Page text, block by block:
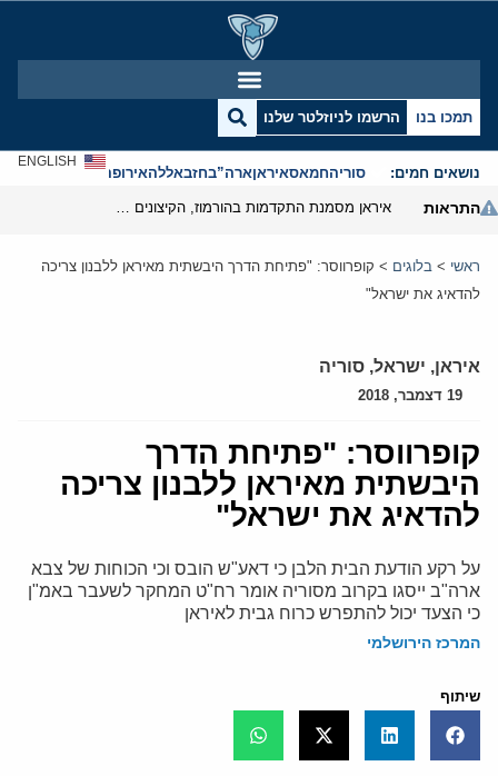
תמכו בנו הרשמו לניוזלטר שלנו
נושאים חמים: סוריהחמאסאיראןארה”בחזבאללהאירופהאנטישמיות
ENGLISH
התראות
ראשי > בלוגים > קופרווסר: "פתיחת הדרך היבשתית מאיראן ללבנון צריכה
להדאיג את ישראל"
איראן, ישראל, סוריה
19 דצמבר, 2018
קופרווסר: "פתיחת הדרך
היבשתית מאיראן ללבנון צריכה
להדאיג את ישראל"
על רקע הודעת הבית הלבן כי דאע"ש הובס וכי הכוחות של צבא
ארה"ב ייסגו בקרוב מסוריה אומר רח"ט המחקר לשעבר באמ"ן
כי הצעד יכול להתפרש כרוח גבית לאיראן
המרכז הירושלמי
שיתוף